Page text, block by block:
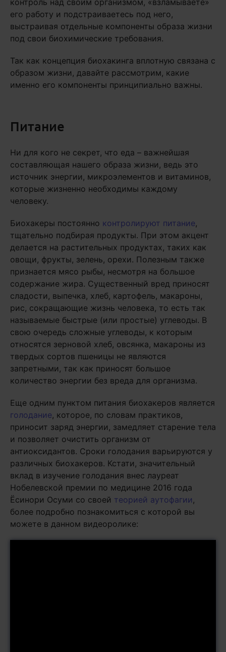
контроль над своим организмом, «взламываете»
его работу и подстраиваетесь под него,
выстраивая отдельные компоненты образа жизни
под свои биохимические требования.
Так как концепция биохакинга вплотную связана с
образом жизни, давайте рассмотрим, какие
именно его компоненты принципиально важны.
Питание
Ни для кого не секрет, что еда – важнейшая
составляющая нашего образа жизни, ведь это
источник энергии, микроэлементов и витаминов,
которые жизненно необходимы каждому
человеку.
Биохакеры постоянно контролируют питание,
тщательно подбирая продукты. При этом акцент
делается на растительных продуктах, таких как
овощи, фрукты, зелень, орехи. Полезным также
признается мясо рыбы, несмотря на большое
содержание жира. Существенный вред приносят
сладости, выпечка, хлеб, картофель, макароны,
рис, сокращающие жизнь человека, то есть так
называемые быстрые (или простые) углеводы. В
свою очередь сложные углеводы, к которым
относятся зерновой хлеб, овсянка, макароны из
твердых сортов пшеницы не являются
запретными, так как приносят большое
количество энергии без вреда для организма.
Еще одним пунктом питания биохакеров является
голодание, которое, по словам практиков,
приносит заряд энергии, замедляет старение тела
и позволяет очистить организм от
антиоксидантов. Сроки голодания варьируются у
различных биохакеров. Кстати, значительный
вклад в изучение голодания внес лауреат
Нобелевской премии по медицине 2016 года
Ёсинори Осуми со своей теорией аутофагии ,
более подробно познакомиться с которой вы
можете в данном видеоролике: